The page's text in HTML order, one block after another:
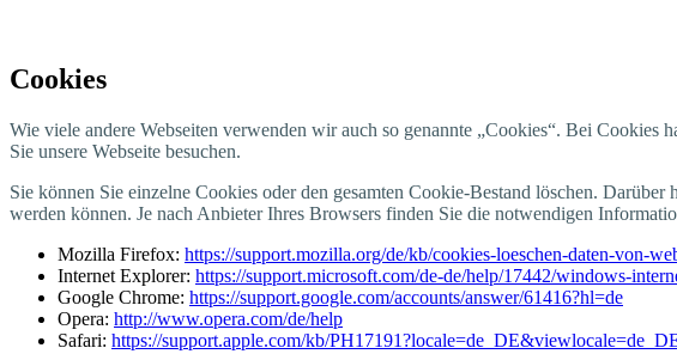
Coo­kies
Wie vie­le ande­re Web­sei­ten ver­wen­den wir auch so genann­te „Coo­kies“. Bei
Sie unse­re Web­sei­te besuchen.
Sie kön­nen Sie ein­zel­ne Coo­kies oder den gesam­ten Coo­kie-Bestand löschen.
wer­den kön­nen. Je nach Anbie­ter Ihres Brow­sers fin­den Sie die not­wen­di­gen
Mozil­la Fire­fox: https://support.mozilla.org/de/kb/cookies-loeschen-daten-von-
Inter­net Explo­rer: https://support.microsoft.com/de-de/help/17442/windows-
Goog­le Chro­me: https://support.google.com/accounts/answer/61416?hl=de
Ope­ra: http://www.opera.com/de/help
Safa­ri: https://support.apple.com/kb/